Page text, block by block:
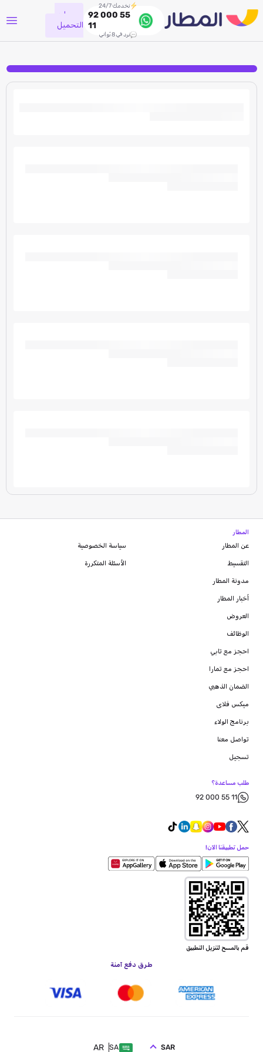
نخدمك 24/7
92 000 55
11
نرد في 8 ثواني
جاري
التحميل
المطار
عن المطار
التقسيط
مدونة المطار
أخبار المطار
العروض
الوظائف
احجز مع تابي
احجز مع تمارا
الضمان الذهبي
ميكس فلاى
برنامج الولاء
سياسة الخصوصية
الأسئلة المتكررة
تواصل معنا
تسجيل
طلب مساعدة؟
92 000 55 11
حمل تطبيقنا الآن!
قم بالمسح لتنزيل التطبيق
طرق دفع آمنة
SA
AR SAR